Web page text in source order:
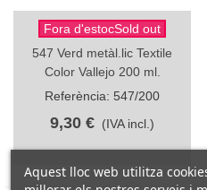
Fora d'estocSold out
547 Verd metàl.lic Textile
Color Vallejo 200 ml.
Referència: 547/200
9,30 € (IVA incl.)
Aquest lloc web utilitza